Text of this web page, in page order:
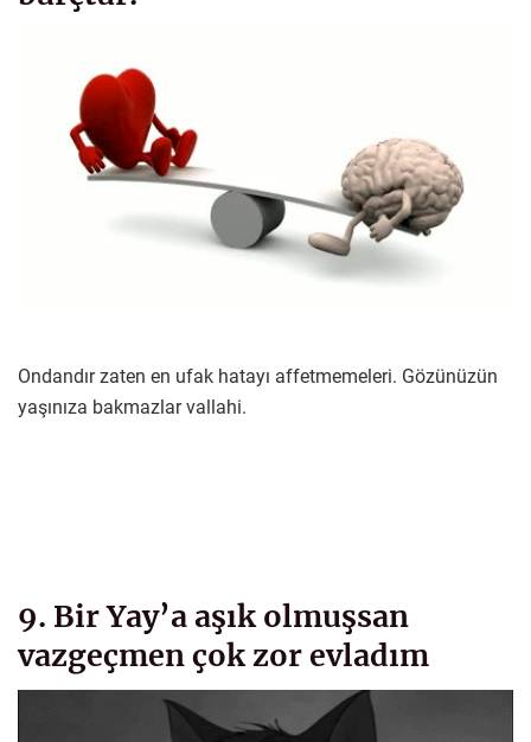
Ondandır zaten en ufak hatayı affetmemeleri. Gözünüzün
yaşınıza bakmazlar vallahi.
9. Bir Yay’a aşık olmuşsan
vazgeçmen çok zor evladım